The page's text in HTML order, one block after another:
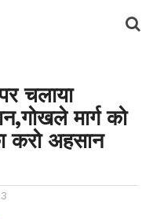
चलाया
मार्ग को
करो अहसान